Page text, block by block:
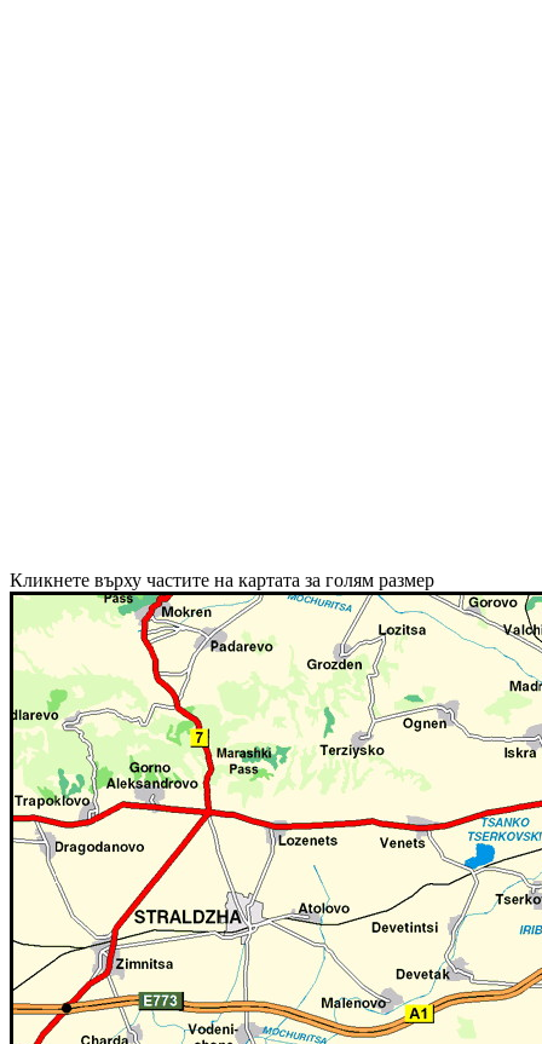
Кликнете върху частите на картата за голям размер